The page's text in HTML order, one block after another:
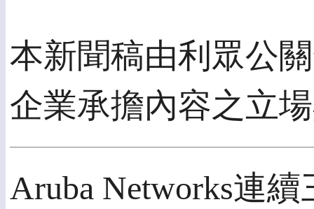
本新聞稿由利眾公
企業承擔內容之立
Aruba Networks連